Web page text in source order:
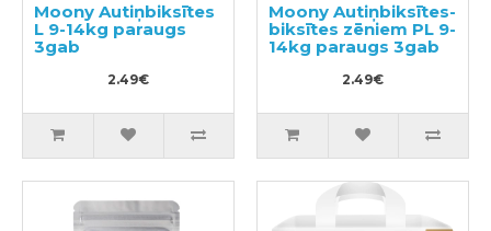
Moony Autiņbiksītes
L 9-14kg paraugs
3gab
2.49€
Moony Autiņbiksītes-
biksītes zēniem PL 9-
14kg paraugs 3gab
2.49€